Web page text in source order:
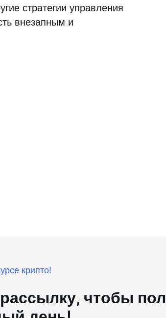
стратегии управления
внезапным и
крипто!
чтобы